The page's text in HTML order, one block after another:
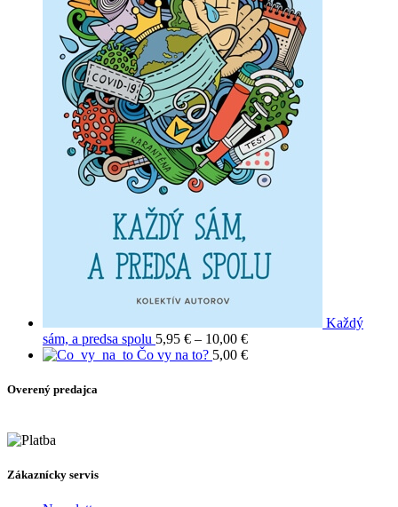
Každý
sám, a predsa spolu 5,95 € – 10,00 €Price
range:
Čo vy na to? 5,00 €
Overený predajca
Zákaznícky servis